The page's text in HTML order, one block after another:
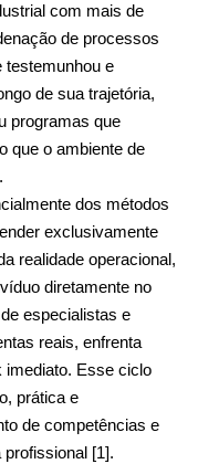
com mais de
de processos
testemunhou e
de sua trajetória,
programas que
que o ambiente de
dos métodos
exclusivamente
realidade operacional,
diretamente no
especialistas e
reais, enfrenta
imediato. Esse ciclo
prática e
de competências e
[1].